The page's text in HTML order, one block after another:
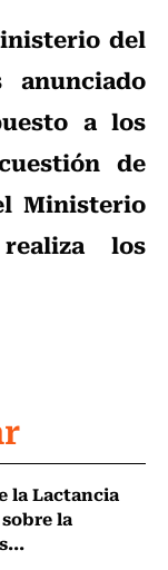
del
anunciado
a los
de
Ministerio
los
la Lactancia
la